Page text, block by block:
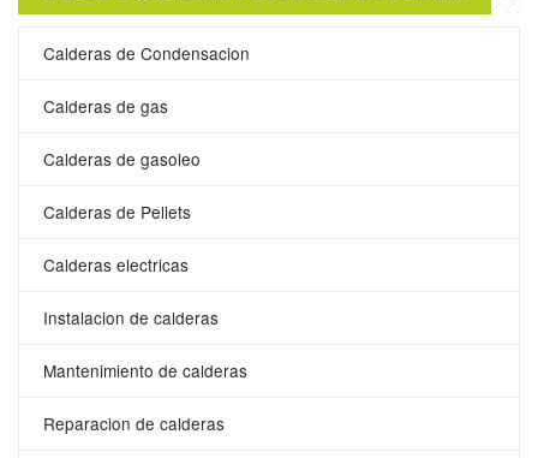
Calderas de Condensacion
Calderas de gas
Calderas de gasoleo
Calderas de Pellets
Calderas electricas
Instalacion de calderas
Mantenimiento de calderas
Reparacion de calderas